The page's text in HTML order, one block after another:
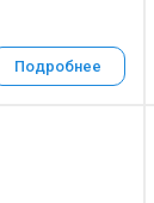
Подробнее